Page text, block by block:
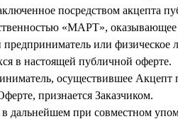
посредством акцепта
«МАРТ»,
или
в настоящей публичной оферте.
осуществившее
признается Заказчиком.
дальнейшем при совместном